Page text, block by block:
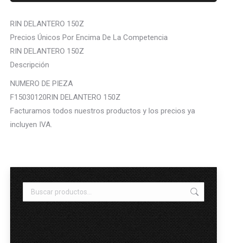
RIN DELANTERO 150Z
Precios Únicos Por Encima De La Competencia
RIN DELANTERO 150Z
Descripción
NUMERO DE PIEZA
F15030120RIN DELANTERO 150Z
Facturamos todos nuestros productos y los precios ya
incluyen IVA.